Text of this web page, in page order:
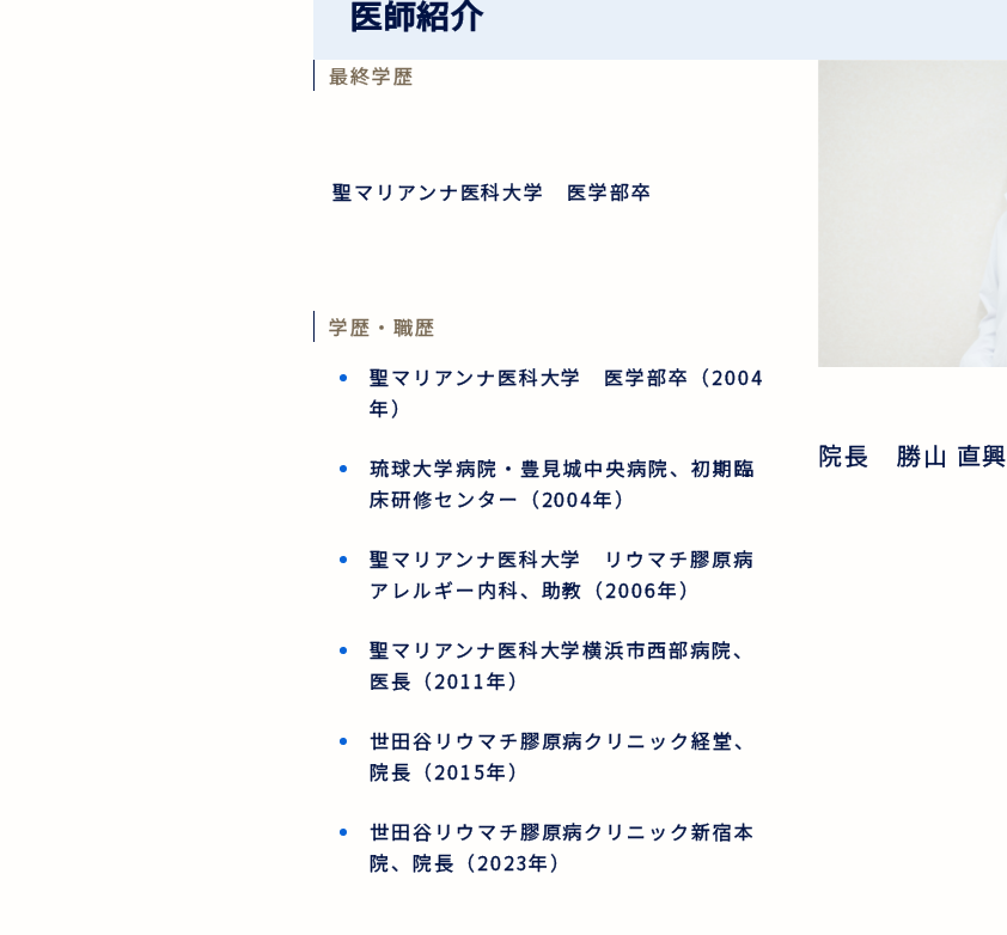
医師紹介
最終学歴
聖マリアンナ医科大学 医学部卒
学歴・職歴
聖マリアンナ医科大学 医学部卒（2004
年）
琉球大学病院・豊見城中央病院、初期臨
床研修センター（2004年）
聖マリアンナ医科大学 リウマチ膠原病
アレルギー内科、助教（2006年）
聖マリアンナ医科大学横浜市西部病院、
医長（2011年）
世田谷リウマチ膠原病クリニック経堂、
院長（2015年）
世田谷リウマチ膠原病クリニック新宿本
院、院長（2023年）
院長 勝山 直興